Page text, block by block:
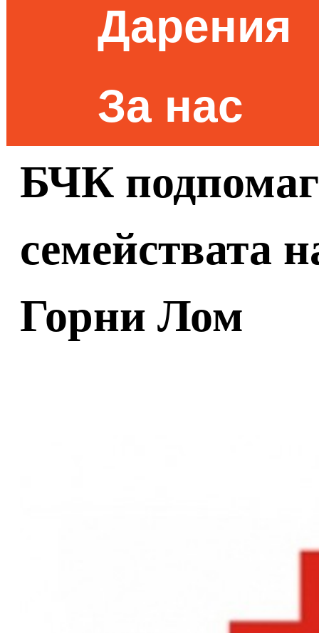
Дарения
За нас
БЧК
семействата
Горни Лом